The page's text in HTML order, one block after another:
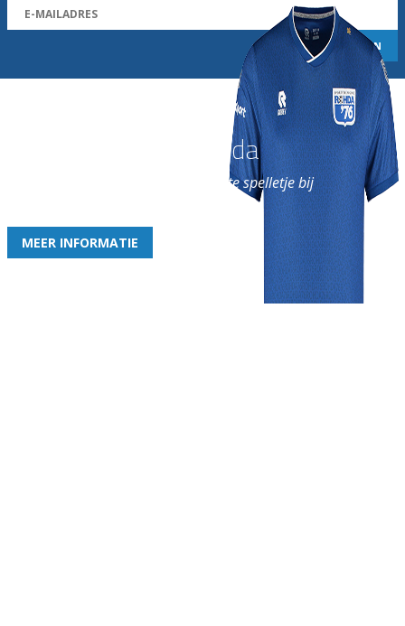
Word nu lid van Rohda
en geniet iedere week van het leukste spelletje bij
MEER INFORMATIE